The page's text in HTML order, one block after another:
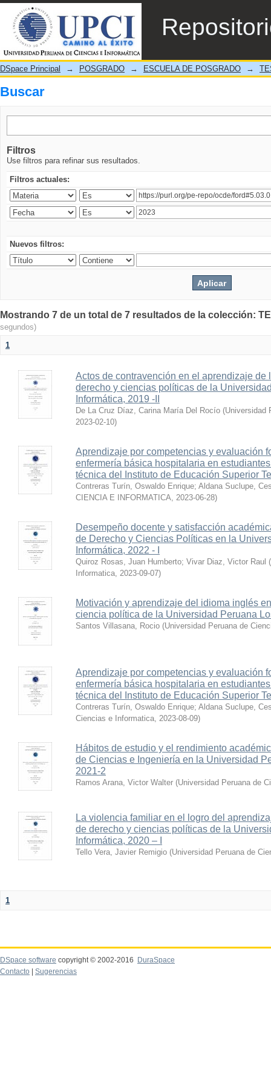
Buscar
DSpace Principal → POSGRADO → ESCUELA DE POSGRADO →
Buscar
Filtros
Use filtros para refinar sus resultados.
Filtros actuales:
Nuevos filtros:
Mostrando 7 de un total de 7 resultados de la colección:
segundos)
1
Actos de contravención en el aprendizaje de
derecho y ciencias políticas de la
Informática, 2019 -II
De La Cruz Díaz, Carina María Del Rocío (Universidad
2023-02-10)
Aprendizaje por competencias y evaluación
enfermería básica hospitalaria en
técnica del Instituto de Educación Superior
Contreras Turín, Oswaldo Enrique; Aldana Suclupe,
CIENCIA E INFORMATICA, 2023-06-28)
Desempeño docente y satisfacción
de Derecho y Ciencias Políticas en la
Informática, 2022 - I
Quiroz Rosas, Juan Humberto; Vivar Diaz, Victor Raul (
Informatica, 2023-09-07)
Motivación y aprendizaje del idioma inglés
ciencia política de la Universidad Peruana
Santos Villasana, Rocio (Universidad Peruana de
Aprendizaje por competencias y evaluación
enfermería básica hospitalaria en
técnica del Instituto de Educación Superior
Contreras Turín, Oswaldo Enrique; Aldana Suclupe,
Ciencias e Informatica, 2023-08-09)
Hábitos de estudio y el rendimiento
de Ciencias e Ingeniería en la Universidad
2021-2
Ramos Arana, Victor Walter (Universidad Peruana de
La violencia familiar en el logro del
de derecho y ciencias políticas de la
Informática, 2020 – I
Tello Vera, Javier Remigio (Universidad Peruana de
1
DSpace software copyright © 2002-2016
DuraSpace
Contacto
Sugerencias